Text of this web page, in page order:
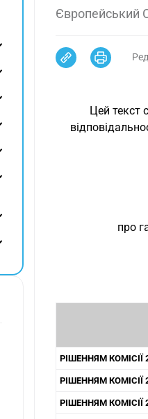
Європейський
Цей текст
про
РІШЕННЯМ КОМІСІЇ
РІШЕННЯМ КОМІСІЇ
РІШЕННЯМ КОМІСІЇ